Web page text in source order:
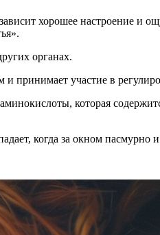
хорошее настроение и
органах.
принимает участие в
которая
когда за окном пасмурно и